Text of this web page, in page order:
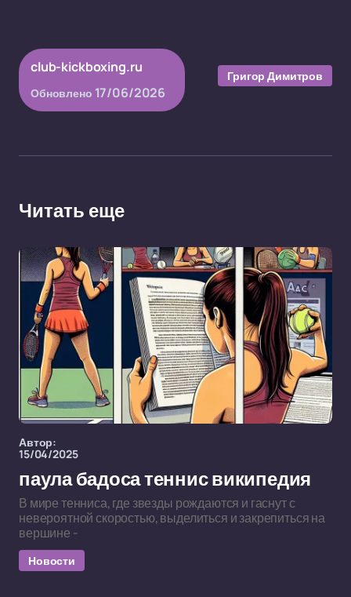
club-kickboxing.ru
Обновлено 17/06/2026
Григор Димитров
Читать еще
Автор:
15/04/2025
паула бадоса теннис википедия
В мире тенниса, где звезды рождаются и гаснут с
невероятной скоростью, выделиться и закрепиться на
вершине -
Новости